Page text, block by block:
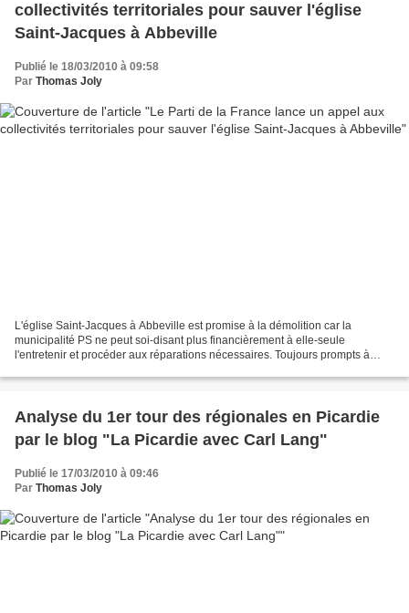
collectivités territoriales pour sauver l'église
Saint-Jacques à Abbeville
Publié le 18/03/2010 à 09:58
Par Thomas Joly
L'église Saint-Jacques à Abbeville est promise à la démolition car la
municipalité PS ne peut soi-disant plus financièrement à elle-seule
l'entretenir et procéder aux réparations nécessaires. Toujours prompts à
Analyse du 1er tour des régionales en Picardie
par le blog "La Picardie avec Carl Lang"
Publié le 17/03/2010 à 09:46
Par Thomas Joly